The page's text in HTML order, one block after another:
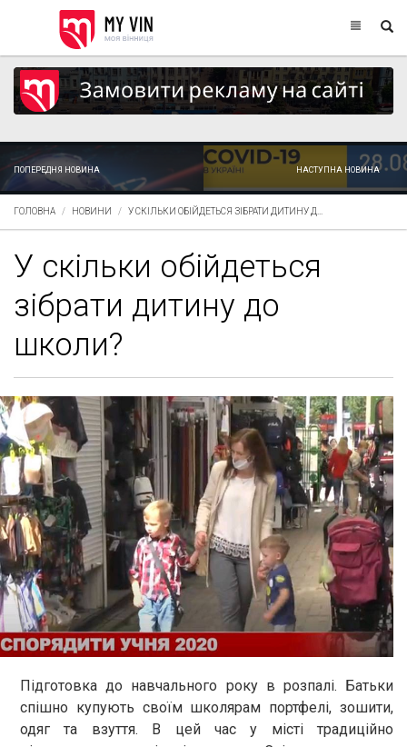
ПОПЕРЕДНЯ НОВИНА НАСТУПНА НОВИНА
ГОЛОВНА НОВИНИ У СКІЛЬКИ ОБІЙДЕТЬСЯ ЗІБРАТИ ДИТИНУ Д...
У скільки обійдеться
зібрати дитину до
школи?
Підготовка до навчального року в розпалі. Батьки
спішно купують своїм школярам портфелі, зошити,
одяг та взуття. В цей час у місті традиційно